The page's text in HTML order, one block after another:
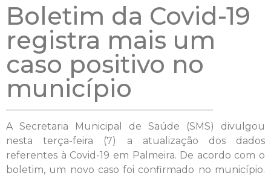
Boletim da Covid-19
registra mais um
caso positivo no
município
A Secretaria Municipal de Saúde (SMS) divulgou
nesta terça-feira (7) a atualização dos dados
referentes à Covid-19 em Palmeira. De acordo com o
boletim, um novo caso foi confirmado no município.